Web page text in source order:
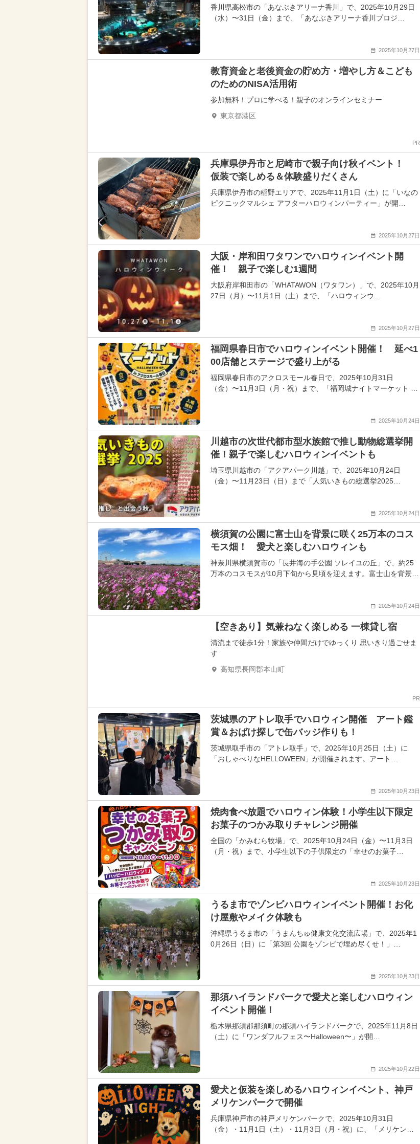
香川県高松市の「あなぶきアリーナ香川」で、2025年10月29日
（水）〜31日（金）まで、「あなぶきアリーナ香川プロジ…
2025年10月27日
教育資金と老後資金の貯め方・増やし方＆こども
のためのNISA活用術
参加無料！プロに学べる！親子のオンラインセミナー
東京都港区
PR
兵庫県伊丹市と尼崎市で親子向け秋イベント！
仮装で楽しめる＆体験盛りだくさん
兵庫県伊丹市の稲野エリアで、2025年11月1日（土）に「いなの
ピクニックマルシェ アフターハロウィンパーティー」が開…
2025年10月27日
大阪・岸和田ワタワンでハロウィンイベント開
催！ 親子で楽しむ1週間
大阪府岸和田市の「WHATAWON（ワタワン）」で、2025年10月
27日（月）〜11月1日（土）まで、「ハロウィンウ…
2025年10月27日
福岡県春日市でハロウィンイベント開催！ 延べ1
00店舗とステージで盛り上がる
福岡県春日市のアクロスモール春日で、2025年10月31日
（金）〜11月3日（月・祝）まで、「福岡城ナイトマーケット …
2025年10月24日
川越市の次世代都市型水族館で推し動物総選挙開
催！親子で楽しむハロウィンイベントも
埼玉県川越市の「アクアパーク川越」で、2025年10月24日
（金）〜11月23日（日）まで「人気いきもの総選挙2025…
2025年10月24日
横須賀の公園に富士山を背景に咲く25万本のコス
モス畑！ 愛犬と楽しむハロウィンも
神奈川県横須賀市の「長井海の手公園 ソレイユの丘」で、約25
万本のコスモスが10月下旬から見頃を迎えます。富士山を背景…
2025年10月24日
【空きあり】気兼ねなく楽しめる 一棟貸し宿
清流まで徒歩1分！家族や仲間だけでゆっくり 思いきり過ごせま
す
高知県長岡郡本山町
PR
茨城県のアトレ取手でハロウィン開催 アート鑑
賞＆おばけ探しで缶バッジ作りも！
茨城県取手市の「アトレ取手」で、2025年10月25日（土）に
「おしゃべりなHELLOWEEN」が開催されます。アート…
2025年10月23日
焼肉食べ放題でハロウィン体験！小学生以下限定
お菓子のつかみ取りチャレンジ開催
全国の「かみむら牧場」で、2025年10月24日（金）〜11月3日
（月・祝）まで、小学生以下の子供限定の「幸せのお菓子…
2025年10月23日
うるま市でゾンビハロウィンイベント開催！お化
け屋敷やメイク体験も
沖縄県うるま市の「うまんちゅ健康文化交流広場」で、2025年1
0月26日（日）に「第3回 公園をゾンビで埋め尽くせ！」…
2025年10月23日
那須ハイランドパークで愛犬と楽しむハロウィン
イベント開催！
栃木県那須郡那須町の那須ハイランドパークで、2025年11月8日
（土）に「ワンダフルフェス〜Halloween〜」が開…
2025年10月22日
愛犬と仮装を楽しめるハロウィンイベント、神戸
メリケンパークで開催
兵庫県神戸市の神戸メリケンパークで、2025年10月31日
（金）・11月1日（土）・11月3日（月・祝）に、「メリケン…